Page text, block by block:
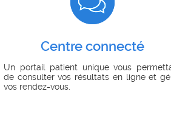
Centre connecté
Un portail patient unique vous
de consulter vos résultats en ligne et
vos rendez-vous.